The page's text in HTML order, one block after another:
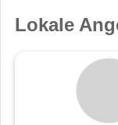
Lokale